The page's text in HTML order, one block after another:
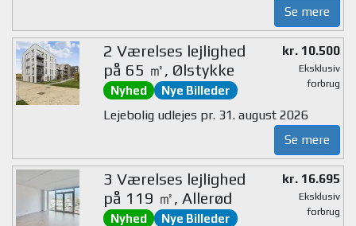
Se mere
2 Værelses lejlighed
på 65 ㎡, Ølstykke
Nyhed Nye Billeder
kr. 10.500
Eksklusiv
forbrug
Lejebolig udlejes pr. 31. august 2026
Se mere
3 Værelses lejlighed
på 119 ㎡, Allerød
Nyhed Nye Billeder
kr. 16.695
Eksklusiv
forbrug